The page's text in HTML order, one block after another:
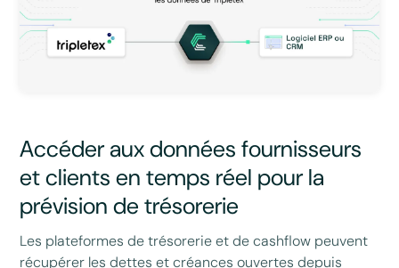
Accéder aux données fournisseurs
et clients en temps réel pour la
prévision de trésorerie
Les plateformes de trésorerie et de cashflow peuvent
récupérer les dettes et créances ouvertes depuis